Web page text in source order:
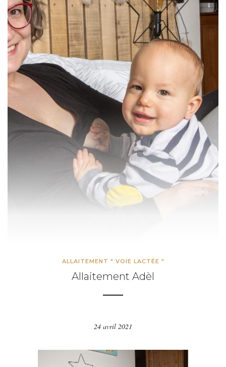
ALLAITEMENT " VOIE LACTÉE "
Allaitement Adèl
24 avril 2021